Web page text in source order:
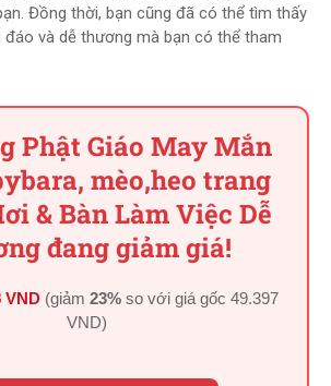
Đồng thời, bạn cũng đã có thể tìm thấy
và dễ thương mà bạn có thể tham
Phật Giáo May Mắn
mèo,heo trang
& Bàn Làm Việc Dễ
đang giảm giá!
VND (giảm 23% so với giá gốc 49.397
VND)